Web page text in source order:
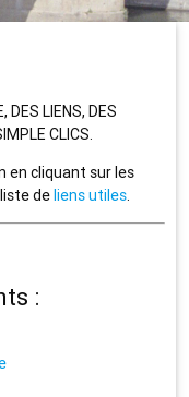
DES LIENS, DES
CLICS.
en cliquant sur les
liste deliens utiles.
: